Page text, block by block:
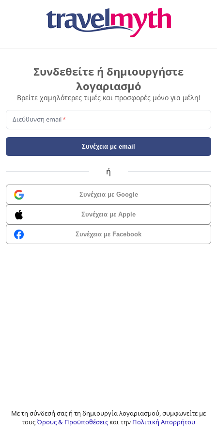
Συνδεθείτε ή δημιουργήστε
λογαριασμό
Βρείτε χαμηλότερες τιμές και προσφορές μόνο για μέλη!
Διεύθυνση email*
Συνέχεια με email
ή
Συνέχεια με Google
Συνέχεια με Apple
Συνέχεια με Facebook
Με τη σύνδεσή σας ή τη δημιουργία λογαριασμού, συμφωνείτε με
τουςΌρους & Προϋποθέσεις και την Πολιτική Απορρήτου